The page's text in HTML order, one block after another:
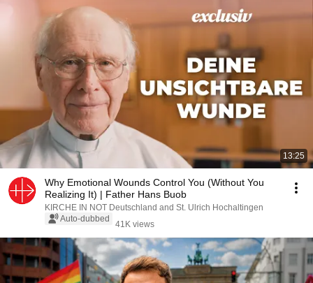
13:25
Why Emotional Wounds Control You (Without You
Realizing It) | Father Hans Buob
KIRCHE IN NOT Deutschland and St. Ulrich Hochaltingen
Auto-dubbed
41K views